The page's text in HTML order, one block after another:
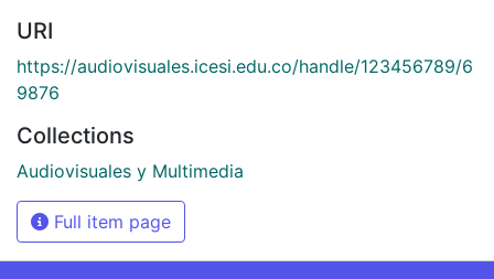
URI
https://audiovisuales.icesi.edu.co/handle/123456789/6
9876
Collections
Audiovisuales y Multimedia
Full item page